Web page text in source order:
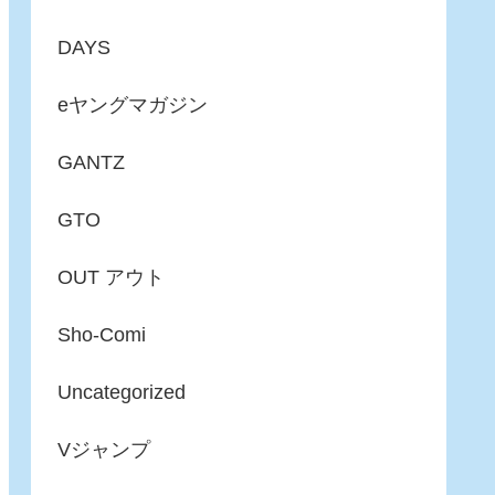
DAYS
eヤングマガジン
GANTZ
GTO
OUT アウト
Sho-Comi
Uncategorized
Vジャンプ